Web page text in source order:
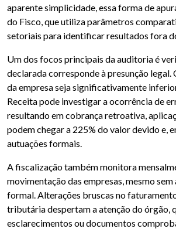
aparente simplicidade, essa forma de
do Fisco, que utiliza parâmetros
setoriais para identificar resultados fora
Um dos focos principais da auditoria é
declarada corresponde à presunção legal.
da empresa seja significativamente
Receita pode investigar a ocorrência de
resultando em cobrança retroativa,
podem chegar a 225% do valor devido e,
autuações formais.
A fiscalização também monitora
movimentação das empresas, mesmo
formal. Alterações bruscas no
tributária despertam a atenção do órgão,
esclarecimentos ou documentos